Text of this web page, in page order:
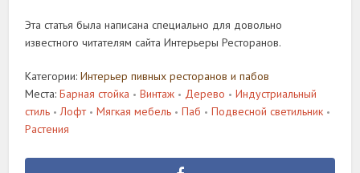
Эта статья была написана специально для довольно
известного читателям сайта Интерьеры Ресторанов.
Категории:Интерьер пивных ресторанов и пабов
Места:Барная стойка • Винтаж • Дерево • Индустриальный
стиль • Лофт • Мягкая мебель • Паб • Подвесной светильник •
Растения